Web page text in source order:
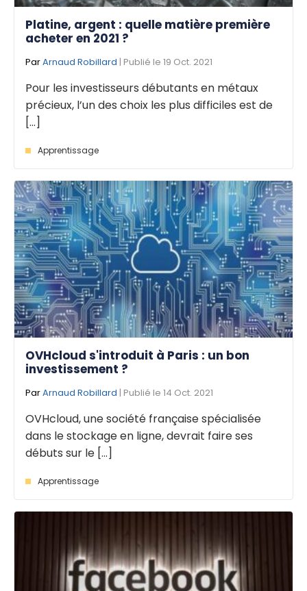
Platine, argent : quelle matière première
acheter en 2021 ?
ParArnaud Robillard | Publié le 19 Oct. 2021
Pour les investisseurs débutants en métaux
précieux, l’un des choix les plus difficiles est de
[...]
Apprentissage
OVHcloud s'introduit à Paris : un bon
investissement ?
ParArnaud Robillard | Publié le 14 Oct. 2021
OVHcloud, une société française spécialisée
dans le stockage en ligne, devrait faire ses
débuts sur le [...]
Apprentissage